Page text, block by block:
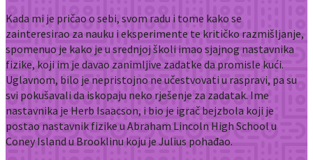
Kada mi je pričao o sebi, svom radu i tome kako se
zainteresirao za nauku i eksperimente te kritičko razmišljanje,
spomenuo je kako je u srednjoj školi imao sjajnog nastavnika
fizike, koji im je davao zanimljive zadatke da promisle kući.
Uglavnom, bilo je nepristojno ne učestvovati u raspravi, pa su
svi pokušavali da iskopaju neko rješenje za zadatak. Ime
nastavnika je Herb Isaacson, i bio je igrač bejzbola koji je
postao nastavnik fizike u Abraham Lincoln High School u
Coney Island u Brooklinu koju je Julius pohađao.